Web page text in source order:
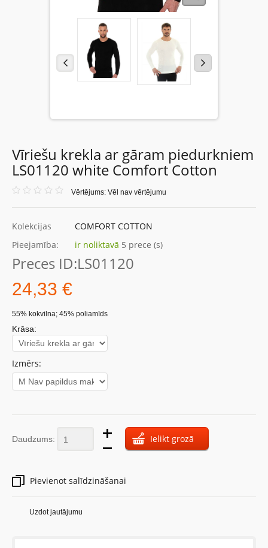
Vīriešu krekla ar gāram piedurkniem
LS01120 white Comfort Cotton
Vērtējums: Vēl nav vērtējumu
Kolekcijas
COMFORT COTTON
Pieejamība:
ir noliktavā 5 prece (s)
Preces ID:LS01120
24,33 €
55% kokvilna; 45% poliamīds
Krāsa:
Izmērs:
Daudzums: Ielikt grozā
Pievienot salīdzināšanai
Uzdot jautājumu